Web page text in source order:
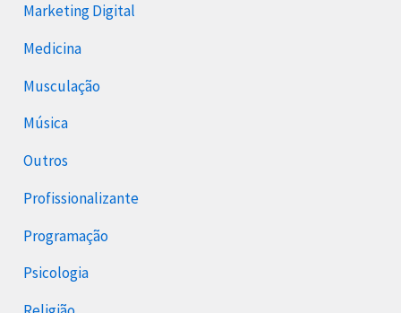
Marketing Digital
Medicina
Musculação
Música
Outros
Profissionalizante
Programação
Psicologia